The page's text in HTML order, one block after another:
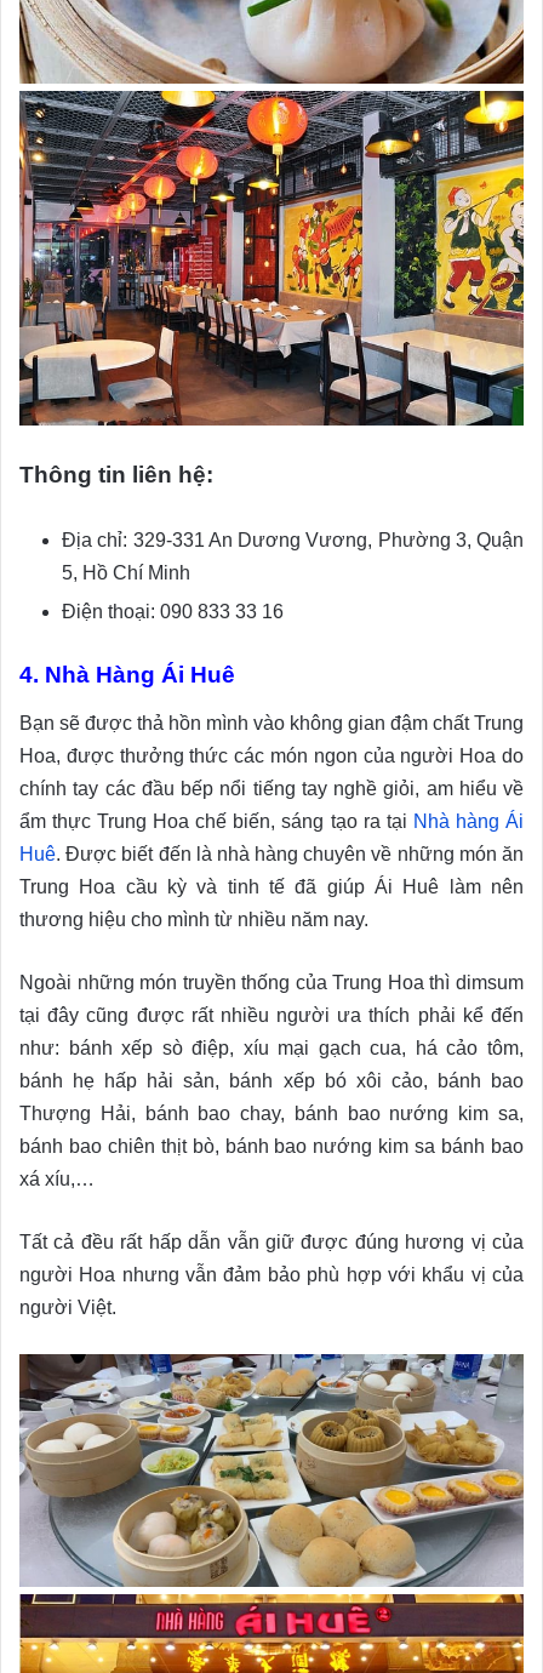
Thông tin liên hệ:
Địa chỉ: 329-331 An Dương Vương, Phường 3, Quận
5, Hồ Chí Minh
Điện thoại: 090 833 33 16
4. Nhà Hàng Ái Huê
Bạn sẽ được thả hồn mình vào không gian đậm chất Trung
Hoa, được thưởng thức các món ngon của người Hoa do
chính tay các đầu bếp nổi tiếng tay nghề giỏi, am hiểu về
ẩm thực Trung Hoa chế biến, sáng tạo ra tại Nhà hàng Ái
Huê. Được biết đến là nhà hàng chuyên về những món ăn
Trung Hoa cầu kỳ và tinh tế đã giúp Ái Huê làm nên
thương hiệu cho mình từ nhiều năm nay.
Ngoài những món truyền thống của Trung Hoa thì dimsum
tại đây cũng được rất nhiều người ưa thích phải kể đến
như: bánh xếp sò điệp, xíu mại gạch cua, há cảo tôm,
bánh hẹ hấp hải sản, bánh xếp bó xôi cảo, bánh bao
Thượng Hải, bánh bao chay, bánh bao nướng kim sa,
bánh bao chiên thịt bò, bánh bao nướng kim sa bánh bao
xá xíu,…
Tất cả đều rất hấp dẫn vẫn giữ được đúng hương vị của
người Hoa nhưng vẫn đảm bảo phù hợp với khẩu vị của
người Việt.